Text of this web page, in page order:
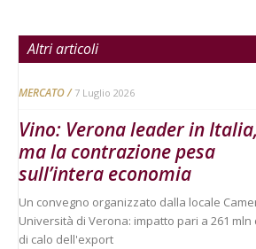
Altri articoli
MERCATO 7 Luglio 2026
Vino: Verona leader in Italia,
ma la contrazione pesa
sull’intera economia
Un convegno organizzato dalla locale
Università di Verona: impatto pari a 261
di calo dell'export